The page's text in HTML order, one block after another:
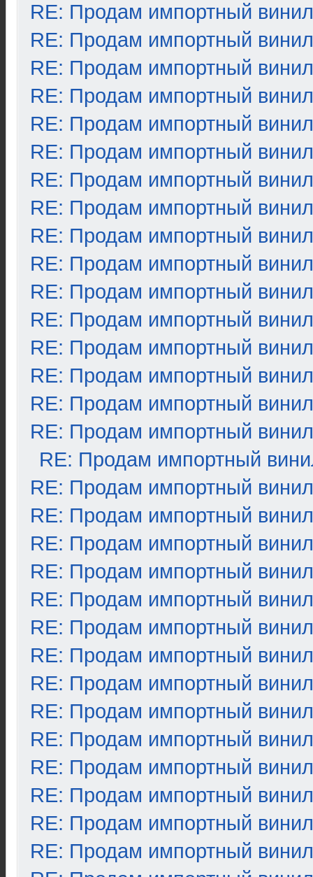
RE: Продам импортный винил
RE: Продам импортный винил
RE: Продам импортный винил
RE: Продам импортный винил
RE: Продам импортный винил
RE: Продам импортный винил
RE: Продам импортный винил
RE: Продам импортный винил
RE: Продам импортный винил
RE: Продам импортный винил
RE: Продам импортный винил
RE: Продам импортный винил
RE: Продам импортный винил
RE: Продам импортный винил
RE: Продам импортный винил
RE: Продам импортный винил
RE: Продам импортный
RE: Продам импортный винил
RE: Продам импортный винил
RE: Продам импортный винил
RE: Продам импортный винил
RE: Продам импортный винил
RE: Продам импортный винил
RE: Продам импортный винил
RE: Продам импортный винил
RE: Продам импортный винил
RE: Продам импортный винил
RE: Продам импортный винил
RE: Продам импортный винил
RE: Продам импортный винил
RE: Продам импортный винил